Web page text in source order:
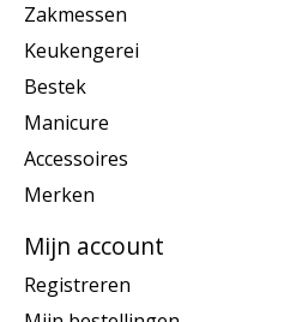
Zakmessen
Keukengerei
Bestek
Manicure
Accessoires
Merken
Mijn account
Registreren